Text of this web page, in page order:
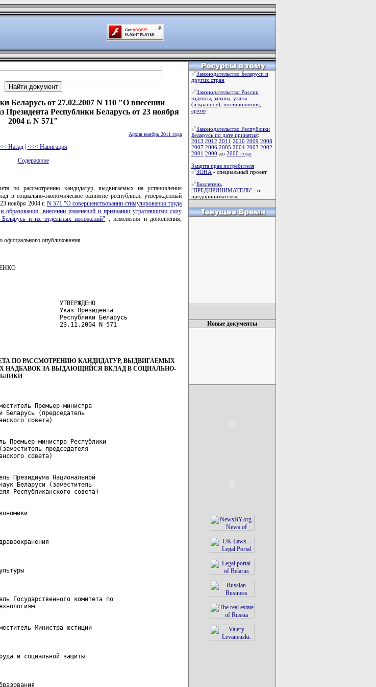
Беларусь от 27.02.2007 N 110 "О внесении
Президента Республики Беларусь от 23 ноября
2004 г. N 571"
Архив ноябрь 2011 года
<< Назад| <<< Навигация
Содержание
по рассмотрению кандидатур, выдвигаемых на установление
в социально-экономическое развитие республики, утвержденный
ноября 2004 г. N 571 "О совершенствовании стимулирования труда
образования, внесении изменений и признании утратившими силу
Беларусь и их отдельных положений" , изменения и дополнения,
официального опубликования.
УТВЕРЖДЕНО
Указ Президента
Республики Беларусь
23.11.2004 N 571
ПО РАССМОТРЕНИЮ КАНДИДАТУР, ВЫДВИГАЕМЫХ
НАДБАВОК ЗА ВЫДАЮЩИЙСЯ ВКЛАД В СОЦИАЛЬНО-
Премьер-министра
(председатель
министра Республики
председателя
Президиума Национальной
Беларуси (заместитель
комитета по
Министра юстиции
и социальной защиты
Законодательство Беларуси и
других стран
Законодательство России
кодексы законы указы
(изьранное) постановления
архив
Законодательство Республики
Беларусь по дате принятия:
2013 2012 2011 2010 2009 2008
2007 2006 2005 2004 2003 2002
2001 2000 до 2000 года
Защита прав потребителя
ЗОНА - специальный проект
Бюллетень
"ПРЕДПРИНИМАТЕЛЬ" - о
предпринимателях.
Новые документы